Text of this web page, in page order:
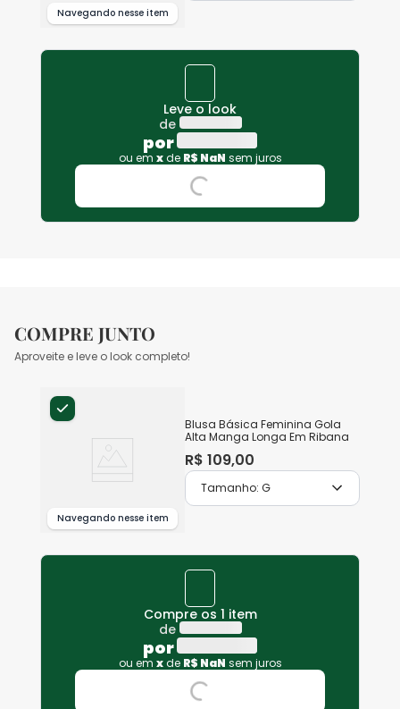
Navegando nesse item
Leve o look
de
por
ou em x de R$ NaN sem juros
COMPRE JUNTO
Aproveite e leve o look completo!
Navegando nesse item
Blusa Básica Feminina Gola
Alta Manga Longa Em Ribana
R$ 109,00
Tamanho:G
Compre os 1 item
de
por
ou em x de R$ NaN sem juros